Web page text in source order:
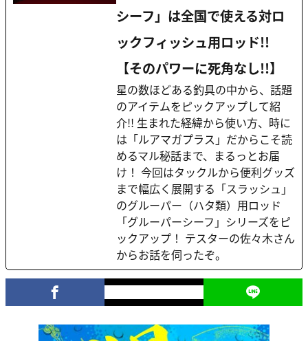
シーフ」は全国で使える対ロ
ックフィッシュ用ロッド!!
【そのパワーに死角なし!!】
星の数ほどある釣具の中から、話題
のアイテムをピックアップして紹
介!! 生まれた経緯から使い方、時に
は「ルアマガプラス」だからこそ読
めるマル秘話まで、まるっとお届
け！ 今回はタックルから便利グッズ
まで幅広く展開する「スラッシュ」
のグルーパー（ハタ類）用ロッド
「グルーパーシーフ」シリーズをピ
ックアップ！ テスターの佐々木さん
からお話を伺ったぞ。